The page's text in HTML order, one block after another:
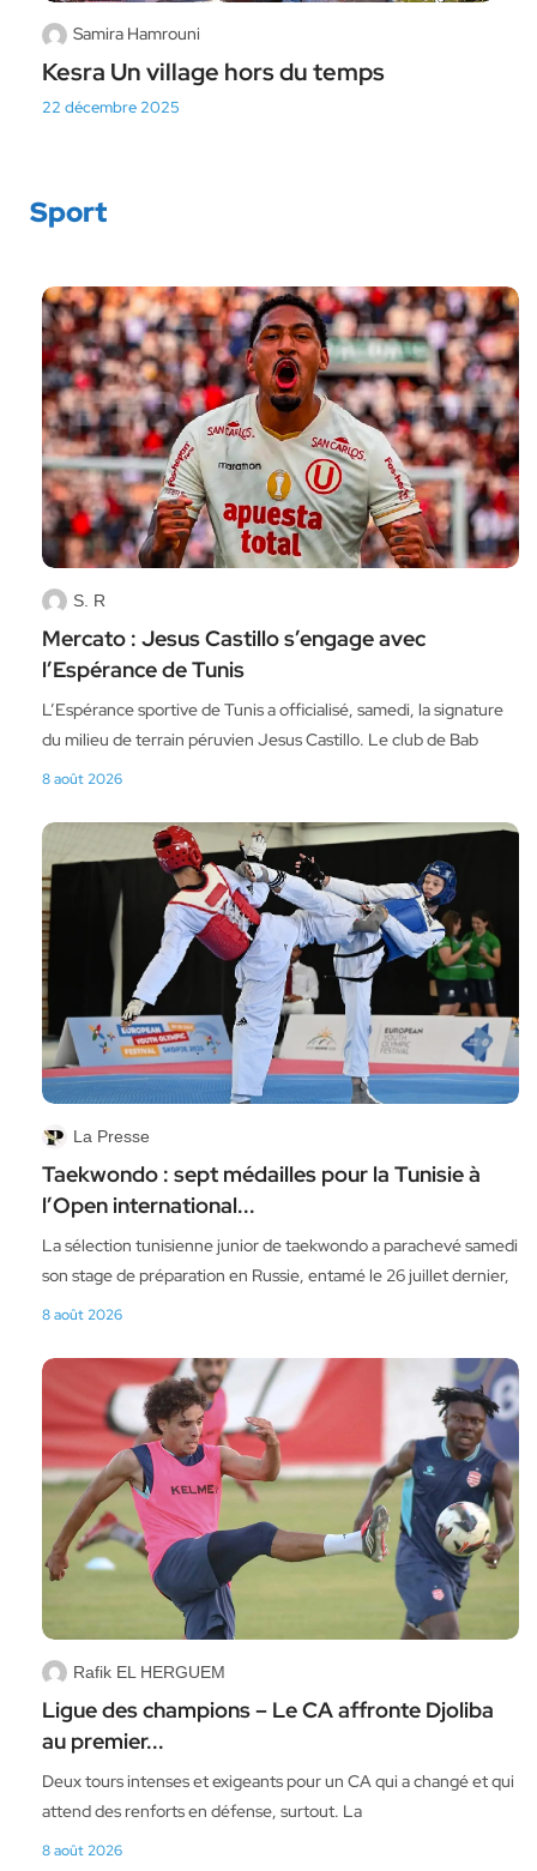
Samira Hamrouni
Kesra Un village hors du temps
22 décembre 2025
Sport
S. R
Mercato : Jesus Castillo s’engage avec
l’Espérance de Tunis
L’Espérance sportive de Tunis a officialisé, samedi, la signature
du milieu de terrain péruvien Jesus Castillo. Le club de Bab
8 août 2026
La Presse
Taekwondo : sept médailles pour la Tunisie à
l’Open international...
La sélection tunisienne junior de taekwondo a parachevé samedi
son stage de préparation en Russie, entamé le 26 juillet dernier,
8 août 2026
Rafik EL HERGUEM
Ligue des champions – Le CA affronte Djoliba
au premier...
Deux tours intenses et exigeants pour un CA qui a changé et qui
attend des renforts en défense, surtout. La
8 août 2026